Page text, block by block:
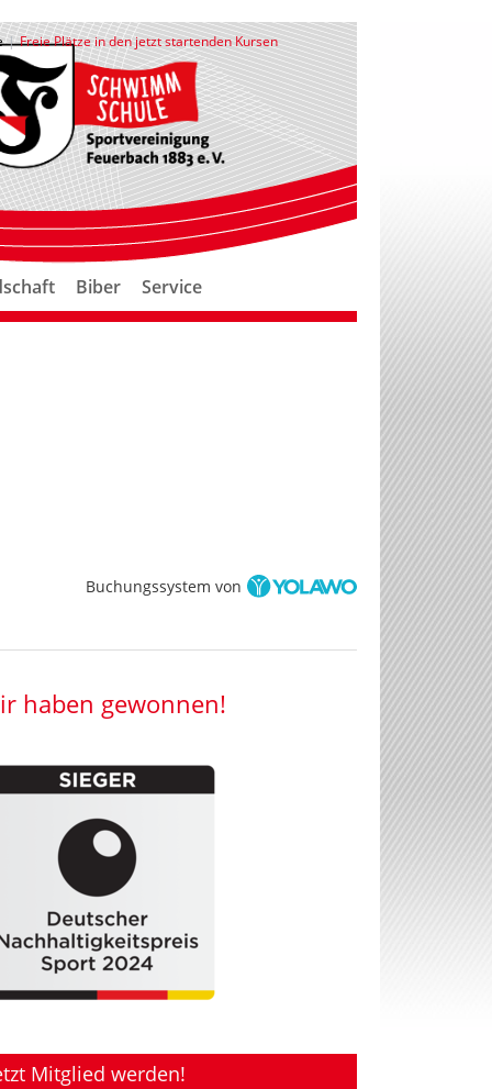
Freie Plätze in den jetzt startenden Kursen
Biber Service
Buchungssystem von
haben gewonnen!
Mitglied werden!